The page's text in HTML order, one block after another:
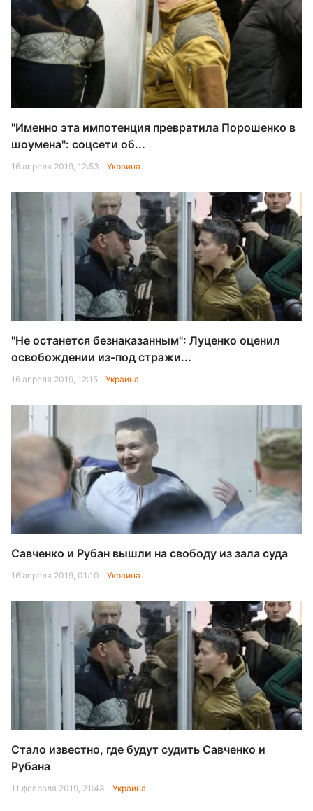
"Именно эта импотенция превратила Порошенко в
шоумена": соцсети об...
16 апреля 2019, 12:53 Украина
"Не останется безнаказанным": Луценко оценил
освобождении из-под стражи...
16 апреля 2019, 12:15 Украина
Савченко и Рубан вышли на свободу из зала суда
16 апреля 2019, 01:10 Украина
Стало известно, где будут судить Савченко и
Рубана
11 февраля 2019, 21:43 Украина